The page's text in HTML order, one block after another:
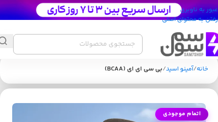
عبور به ناوبری
رفتن به محتوای اصلی
خانه آمینو اسید بی سی ای ای (BCAA)
اتمام موجودی